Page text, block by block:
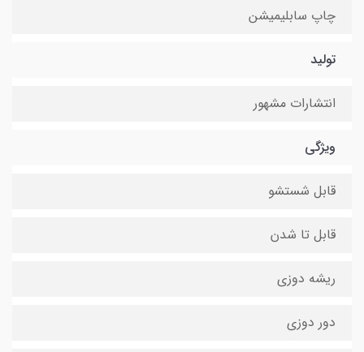
چاپ سابلیمیشن
تولید
انتشارات مشهور
ویژگی
قابل شستشو
قابل تا شدن
ریشه دوزی
دور دوزی